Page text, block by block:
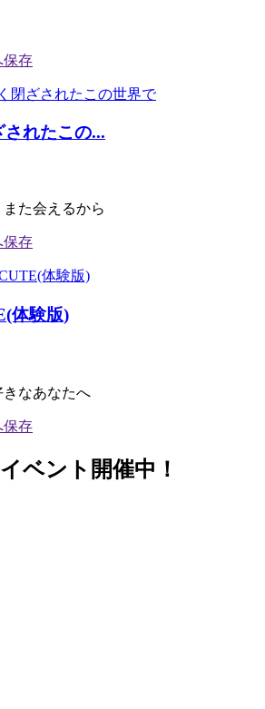
されたこの...
た会えるから
体験版)
なあなたへ
ベント開催中！